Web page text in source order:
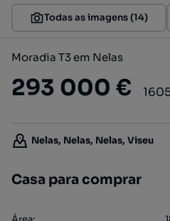
Todas as imagens (14)
Moradia T3 em Nelas
293 000 €
Nelas, Nelas, Nelas, Viseu
Casa para comprar